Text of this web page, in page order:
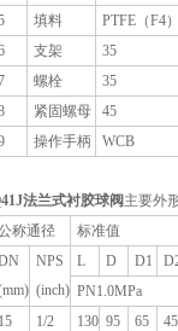
填料
PTFE（F4
支架
35
螺栓
35
紧固螺母
45
操作手柄 WCB
法兰式衬胶球阀 主要外
称通径
标准值
NPS
(inch)
L D D1
PN1.0MPa
15
1/2 130 95 65
45